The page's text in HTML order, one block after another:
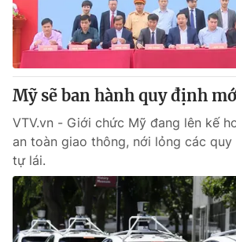
Mỹ sẽ ban hành quy định
VTV.vn - Giới chức Mỹ đang lên kế
an toàn giao thông, nới lỏng các
tự lái.